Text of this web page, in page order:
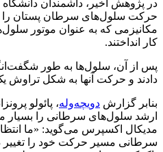
در پژوهش اخیر، داشمندان
حرکت سلول‌های سرطان پستان را
مکانیزمی که به عنوان موتور
کار انداختند.
پس از آن، سلول‌ها به طور
دادند و حرکت آنها به شکل تراوش
بنابر گزارش دویچه‌وله، پائولو
ارشد سلول‌های سرطانی را بسیار
مدیکال اکسپرس می‌گوید: «ما
سرطانی مسیر حرکت خود را تغییر